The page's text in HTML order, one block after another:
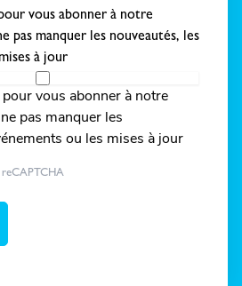
vous abonner à notre
pas manquer les nouveautés, les
à jour
vous abonner à notre
pas manquer les
ou les mises à jour